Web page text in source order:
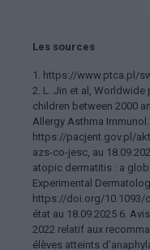
Les sources
1. https://www.ptca.pl/
2. L. Jin et al,
children between 2000
Allergy Asthma
https://pacjent.gov.pl/
azs-co-jesc, au
atopic dermatitis : a
Experimental
https://doi.org/
état au 18.09.2025 6.
2022 relatif aux
élèves atteints